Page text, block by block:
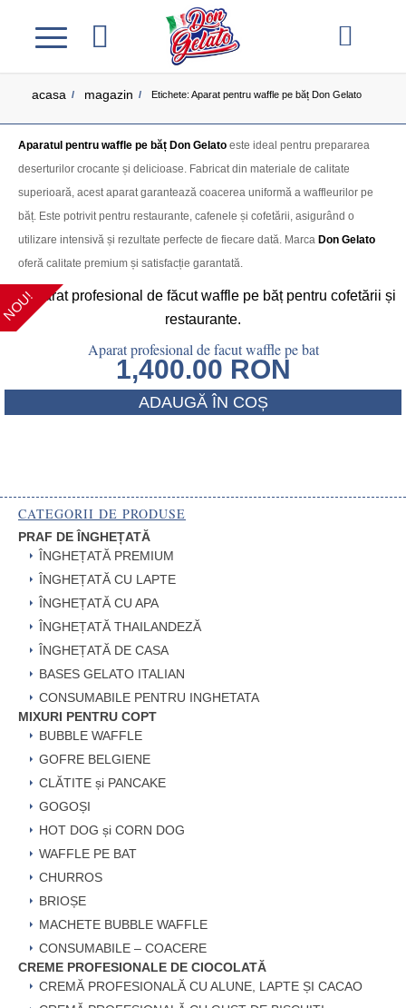
acasa / magazin / Etichete: Aparat pentru waffle pe băț Don Gelato
Aparatul pentru waffle pe băț Don Gelato este ideal pentru prepararea
deserturilor crocante și delicioase. Fabricat din materiale de calitate
superioară, acest aparat garantează coacerea uniformă a waffleurilor pe
băț. Este potrivit pentru restaurante, cafenele și cofetării, asigurând o
utilizare intensivă și rezultate perfecte de fiecare dată. Marca Don Gelato
oferă calitate premium și satisfacție garantată.
NOU!
Aparat profesional de facut waffle pe bat
1,400.00 RON
ADAUGĂ ÎN COȘ
CATEGORII DE PRODUSE
PRAF DE ÎNGHEȚATĂ
ÎNGHEȚATĂ PREMIUM
ÎNGHEȚATĂ CU LAPTE
ÎNGHEȚATĂ CU APA
ÎNGHEȚATĂ THAILANDEZĂ
ÎNGHEȚATĂ DE CASA
BASES GELATO ITALIAN
CONSUMABILE PENTRU INGHETATA
MIXURI PENTRU COPT
BUBBLE WAFFLE
GOFRE BELGIENE
CLĂTITE și PANCAKE
GOGOȘI
HOT DOG și CORN DOG
WAFFLE PE BAT
CHURROS
BRIOȘE
MACHETE BUBBLE WAFFLE
CONSUMABILE – COACERE
CREME PROFESIONALE DE CIOCOLATĂ
CREMĂ PROFESIONALĂ CU ALUNE, LAPTE ȘI CACAO